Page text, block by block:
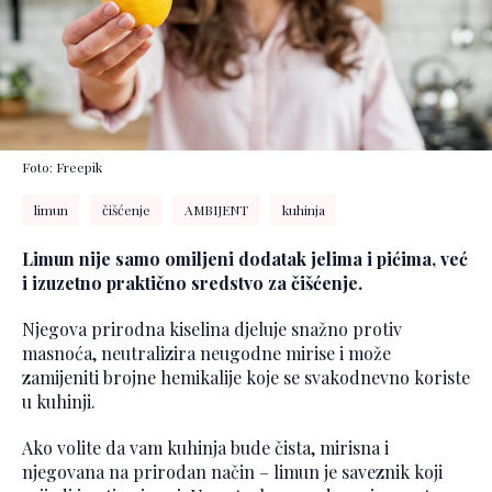
Foto: Freepik
limun čišćenje AMBIJENT kuhinja
Limun nije samo omiljeni dodatak jelima i pićima, već
i izuzetno praktično sredstvo za čišćenje.
Njegova prirodna kiselina djeluje snažno protiv
masnoća, neutralizira neugodne mirise i može
zamijeniti brojne hemikalije koje se svakodnevno koriste
u kuhinji.
Ako volite da vam kuhinja bude čista, mirisna i
njegovana na prirodan način – limun je saveznik koji